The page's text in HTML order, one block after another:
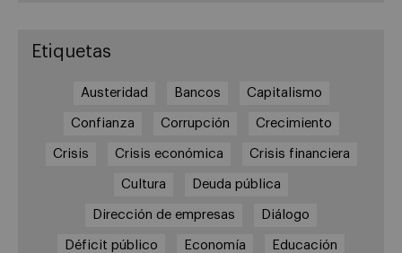
Etiquetas
Austeridad Bancos Capitalismo
Confianza Corrupción Crecimiento
Crisis Crisis económica Crisis financiera
Cultura Deuda pública
Dirección de empresas Diálogo
Déficit público Economía Educación